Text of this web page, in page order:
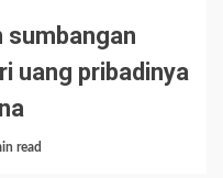
sumbangan
uang pribadinya
read